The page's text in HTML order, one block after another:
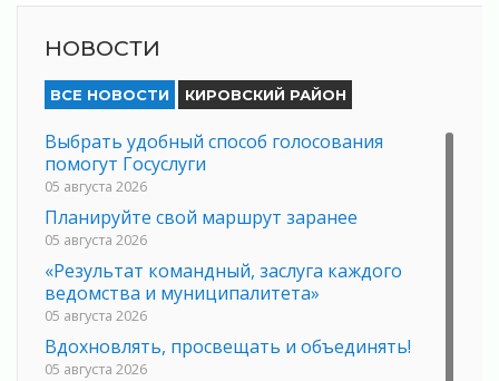
НОВОСТИ
ВСЕ НОВОСТИ КИРОВСКИЙ РАЙОН
Выбрать удобный способ голосования
помогут Госуслуги
05 августа 2026
Планируйте свой маршрут заранее
05 августа 2026
«Результат командный, заслуга каждого
ведомства и муниципалитета»
05 августа 2026
Вдохновлять, просвещать и объединять!
05 августа 2026